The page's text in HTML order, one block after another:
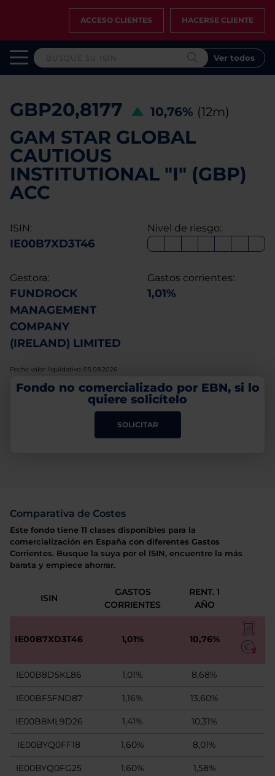
ACCESO CLIENTES HACERSE CLIENTE
Ver todos
GBP20,8177 10,76% (12m)
GAM STAR GLOBAL
CAUTIOUS
INSTITUTIONAL "I" (GBP)
ACC
ISIN:
IE00B7XD3T46
Nivel de riesgo:
Gestora:
FUNDROCK
MANAGEMENT
COMPANY
(IRELAND) LIMITED
Gastos corrientes:
1,01%
Fecha valor liquidativo: 05.08.2026
Fondo no comercializado por EBN, si lo
quiere solicítelo
SOLICITAR
Comparativa de Costes
Este fondo tiene 11 clases disponibles para la
comercialización en España con diferentes Gastos
Corrientes. Busque la suya por el ISIN, encuentre la más
barata y empiece ahorrar.
ISIN
GASTOS
CORRIENTES
RENT. 1
AÑO
IE00B7XD3T46 1,01% 10,76%
IE00B8D5KL86 1,01% 8,68%
IE00BF5FND87 1,16% 13,60%
IE00B8ML9D26 1,41% 10,31%
IE00BYQ0FF18 1,60% 8,01%
IE00BYQ0FG25 1,60% 1,58%